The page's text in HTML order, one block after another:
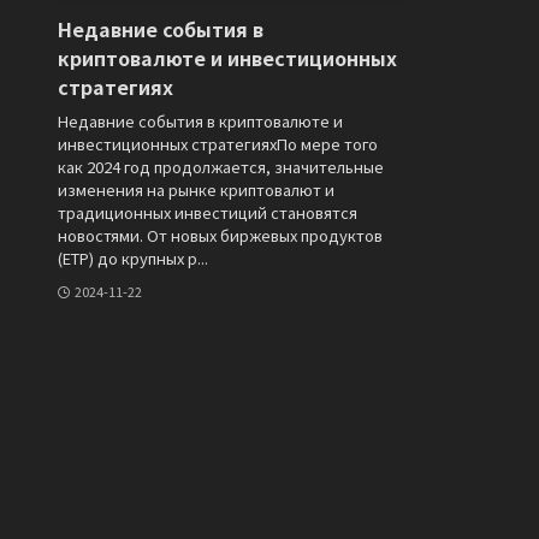
Недавние события в
криптовалюте и инвестиционных
стратегиях
Недавние события в криптовалюте и
инвестиционных стратегияхПо мере того
как 2024 год продолжается, значительные
изменения на рынке криптовалют и
традиционных инвестиций становятся
новостями. От новых биржевых продуктов
(ETP) до крупных р...
2024-11-22